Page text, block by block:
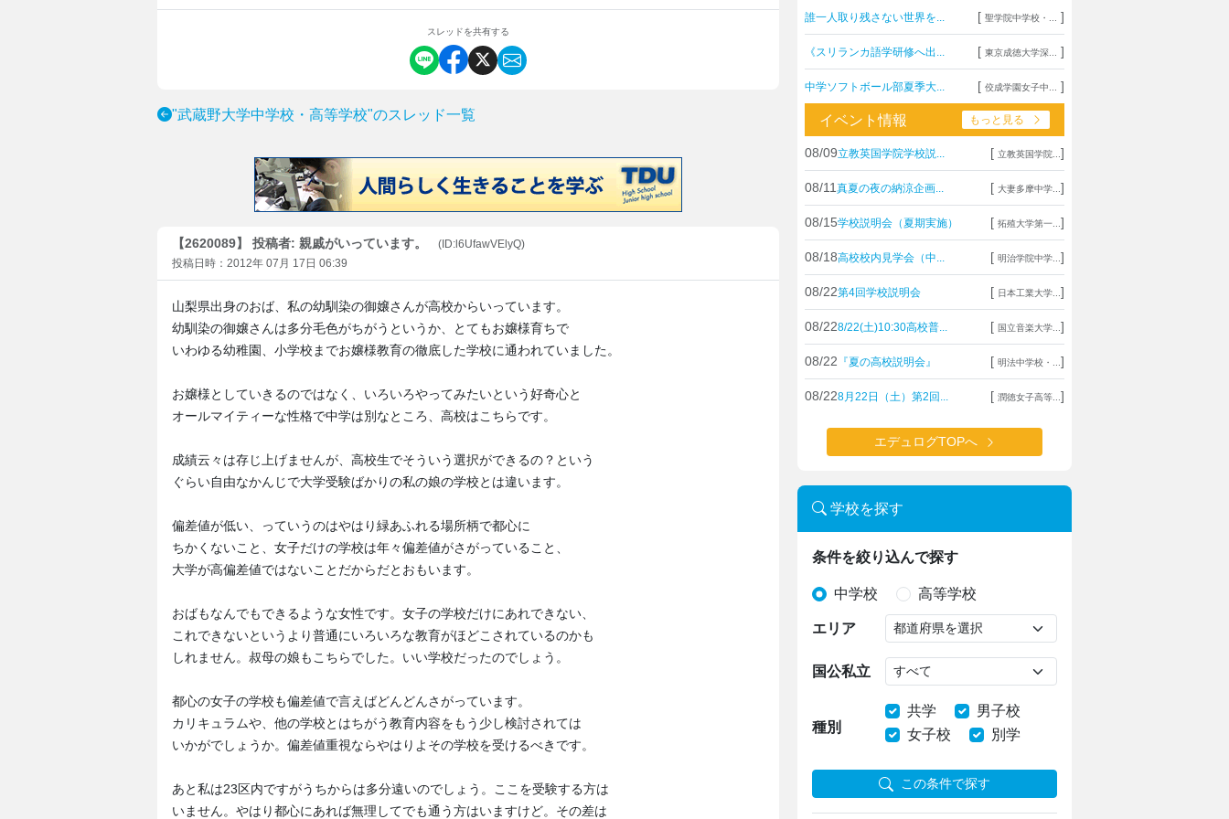
スレッドを共有する
"武蔵野大学中学校・高等学校"のスレッド一覧
【2620089】 投稿者: 親戚がいっています。
(ID:l6UfawVElyQ)
投稿日時：2012年 07月 17日 06:39
山梨県出身のおば、私の幼馴染の御嬢さんが高校からいっています。
幼馴染の御嬢さんは多分毛色がちがうというか、とてもお嬢様育ちで
いわゆる幼稚園、小学校までお嬢様教育の徹底した学校に通われていました。
お嬢様としていきるのではなく、いろいろやってみたいという好奇心と
オールマイティーな性格で中学は別なところ、高校はこちらです。
成績云々は存じ上げませんが、高校生でそういう選択ができるの？という
ぐらい自由なかんじで大学受験ばかりの私の娘の学校とは違います。
偏差値が低い、っていうのはやはり緑あふれる場所柄で都心に
ちかくないこと、女子だけの学校は年々偏差値がさがっていること、
大学が高偏差値ではないことだからだとおもいます。
おばもなんでもできるような女性です。女子の学校だけにあれできない、
これできないというより普通にいろいろな教育がほどこされているのかも
しれません。叔母の娘もこちらでした。いい学校だったのでしょう。
都心の女子の学校も偏差値で言えばどんどんさがっています。
カリキュラムや、他の学校とはちがう教育内容をもう少し検討されては
いかがでしょうか。偏差値重視ならやはりよその学校を受けるべきです。
あと私は23区内ですがうちからは多分遠いのでしょう。ここを受験する方は
いません。やはり都心にあれば無理してでも通う方はいますけど。その差は
誰一人取り残さない世界を... [ 聖学院中学校・... ]
《スリランカ語学研修へ出... [ 東京成徳大学深... ]
中学ソフトボール部夏季大... [ 佼成学園女子中... ]
イベント情報 もっと見る
08/09立教英国学院学校説... [ 立教英国学院... ]
08/11 真夏の夜の納涼企画... [ 大妻多摩中学... ]
08/15学校説明会（夏期実施） [ 拓殖大学第一... ]
08/18高校校内見学会（中... [ 明治学院中学... ]
08/22第4回学校説明会 [ 日本工業大学... ]
08/228/22(土)10:30高校普... [ 国立音楽大学... ]
08/22 『夏の高校説明会』 [ 明法中学校・... ]
08/228月22日（土）第2回... [ 潤徳女子高等... ]
エデュログTOPへ
学校を探す
条件を絞り込んで探す
中学校 高等学校
エリア
国公私立
種別
共学
男子校
女子校
別学
この条件で探す